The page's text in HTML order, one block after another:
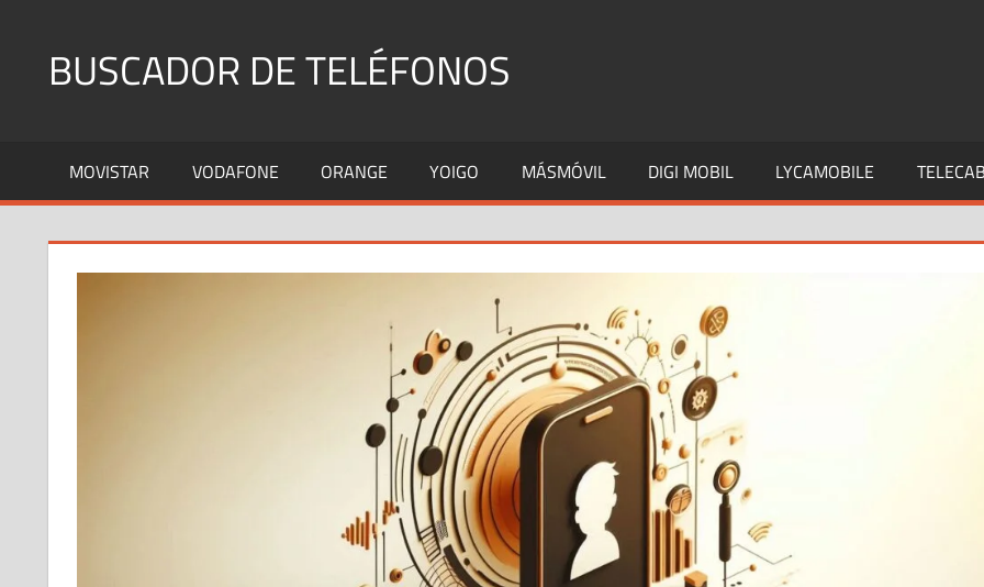
contenidoBUSCADOR DE TELÉFONOS
Fijos
y
MOVISTAR VODAFONE ORANGE YOIGO MÁSMÓVIL DIGI MOBIL LYCAMOBILE